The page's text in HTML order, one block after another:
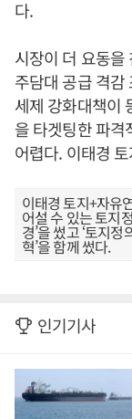
다.
시장이 더 요동을
주담대 공급 격감
세제 강화대책이
을 타겟팅한 파격
어렵다. 이태경
이태경 토지+자유
어설 수 있는 토지
경’을 썼고 ‘토지
혁’을 함께 썼다.
인기기사